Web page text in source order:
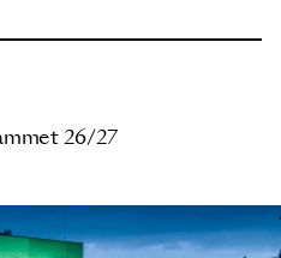
26/27